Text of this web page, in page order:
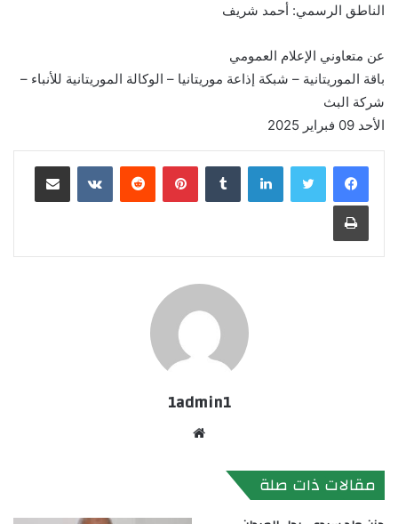
الناطق الرسمي: أحمد شريف
عن متعاوني الإعلام العمومي
باقة الموريتانية – شبكة إذاعة موريتانيا – الوكالة الموريتانية للأنباء –
شركة البث
الأحد 09 فبراير 2025
لينكدإن بينتيريست مشاركة عبر البريد
طباعة
1admin1
مقالات ذات صلة